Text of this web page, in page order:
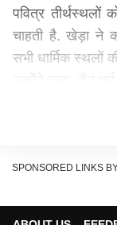
पवित्र तीर्थस्थलों
चाहती है. खेड़ा ने
सभी धार्मिक स्थलों
उनके साथ
SPONSORED LINKS